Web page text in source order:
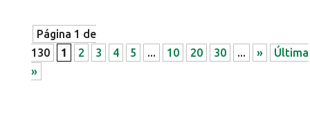
Página 1 de
130
1 2 3 4 5 ... 10 20 30 ... »
Última
»